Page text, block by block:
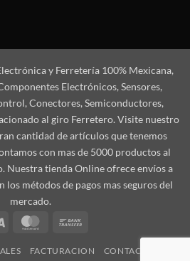
y Ferretería 100% Mexicana,
Electrónicos, Sensores,
Conectores, Semiconductores,
al giro Ferretero. Visite nuestro
cantidad de artículos que tenemos
con mas de 5000 productos al
Nuestra tienda Online ofrece envíos a
los métodos de pagos mas seguros del
mercado.
Visa
MasterCard
FACTURACION CONTACTO